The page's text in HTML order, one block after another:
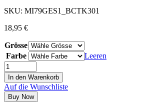
SKU: MI79GES1_BCTK301
18,95 €
Grösse
Farbe
Leeren
In den Warenkorb
Auf die Wunschliste
Buy Now